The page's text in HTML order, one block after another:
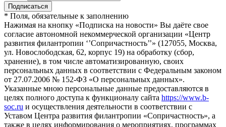
* Поля, обязательные к заполнению
Нажимая на кнопку «Подписка на новости» Вы даёте свое
согласие автономной некоммерческой организации «Центр
развития филантропии ‘’Сопричастность’’» (127055, Москва,
ул. Новослободская, 62, корпус 19) на обработку (сбор,
хранение), в том числе автоматизированную, своих
персональных данных в соответствии с Федеральным законом
от 27.07.2006 № 152-ФЗ «О персональных данных».
Указанные мною персональные данные предоставляются в
целях полного доступа к функционалу сайта https://www.b-
soc.ru и осуществления деятельности в соответствии с
Уставом Центра развития филантропии «Сопричастность», а
также в целях информирования о мероприятиях, программах